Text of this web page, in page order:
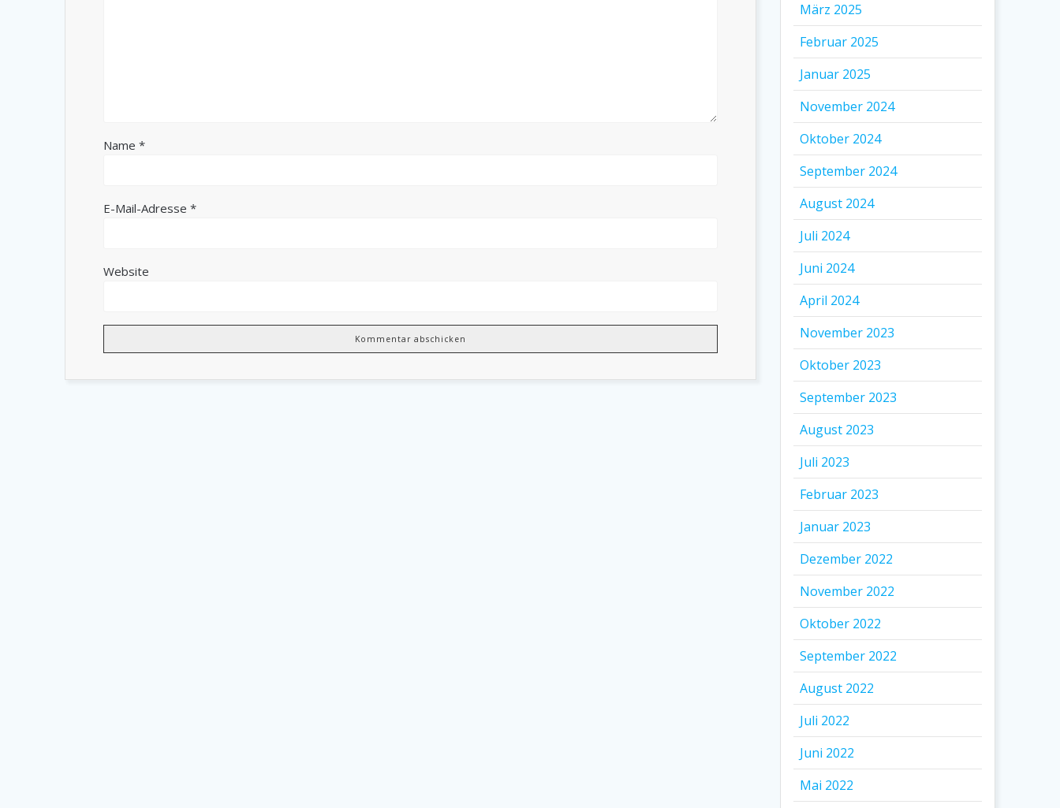
Name*
E-Mail-Adresse*
Website
März 2025
Februar 2025
Januar 2025
November 2024
Oktober 2024
September 2024
August 2024
Juli 2024
Juni 2024
April 2024
November 2023
Oktober 2023
September 2023
August 2023
Juli 2023
Februar 2023
Januar 2023
Dezember 2022
November 2022
Oktober 2022
September 2022
August 2022
Juli 2022
Juni 2022
Mai 2022